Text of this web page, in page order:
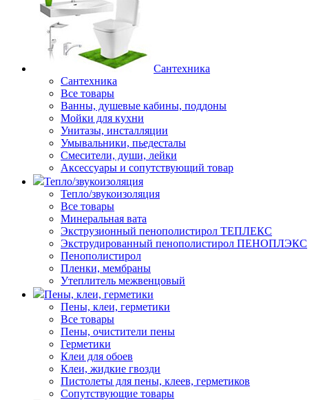
Сантехника
Сантехника
Все товары
Ванны, душевые кабины, поддоны
Мойки для кухни
Унитазы, инсталляции
Умывальники, пьедесталы
Смесители, души, лейки
Аксессуары и сопутствующий товар
Тепло/звукоизоляция
Тепло/звукоизоляция
Все товары
Минеральная вата
Экструзионный пенополистирол ТЕПЛЕКС
Экструдированный пенополистирол ПЕНОПЛЭКС
Пенополистирол
Пленки, мембраны
Утеплитель межвенцовый
Пены, клеи, герметики
Пены, клеи, герметики
Все товары
Пены, очистители пены
Герметики
Клеи для обоев
Клеи, жидкие гвозди
Пистолеты для пены, клеев, герметиков
Сопутствующие товары